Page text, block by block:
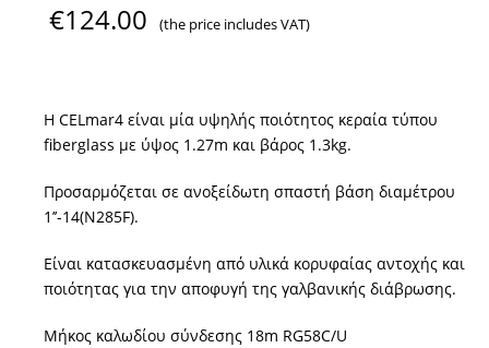
€124.00 (the price includes VAT)
Η CELmar4 είναι μία υψηλής ποιότητος κεραία τύπου
fiberglass με ύψος 1.27m και βάρος 1.3kg.
Προσαρμόζεται σε ανοξείδωτη σπαστή βάση διαμέτρου
1’’-14(Ν285F).
Είναι κατασκευασμένη από υλικά κορυφαίας αντοχής και
ποιότητας για την αποφυγή της γαλβανικής διάβρωσης.
Μήκος καλωδίου σύνδεσης 18m RG58C/U